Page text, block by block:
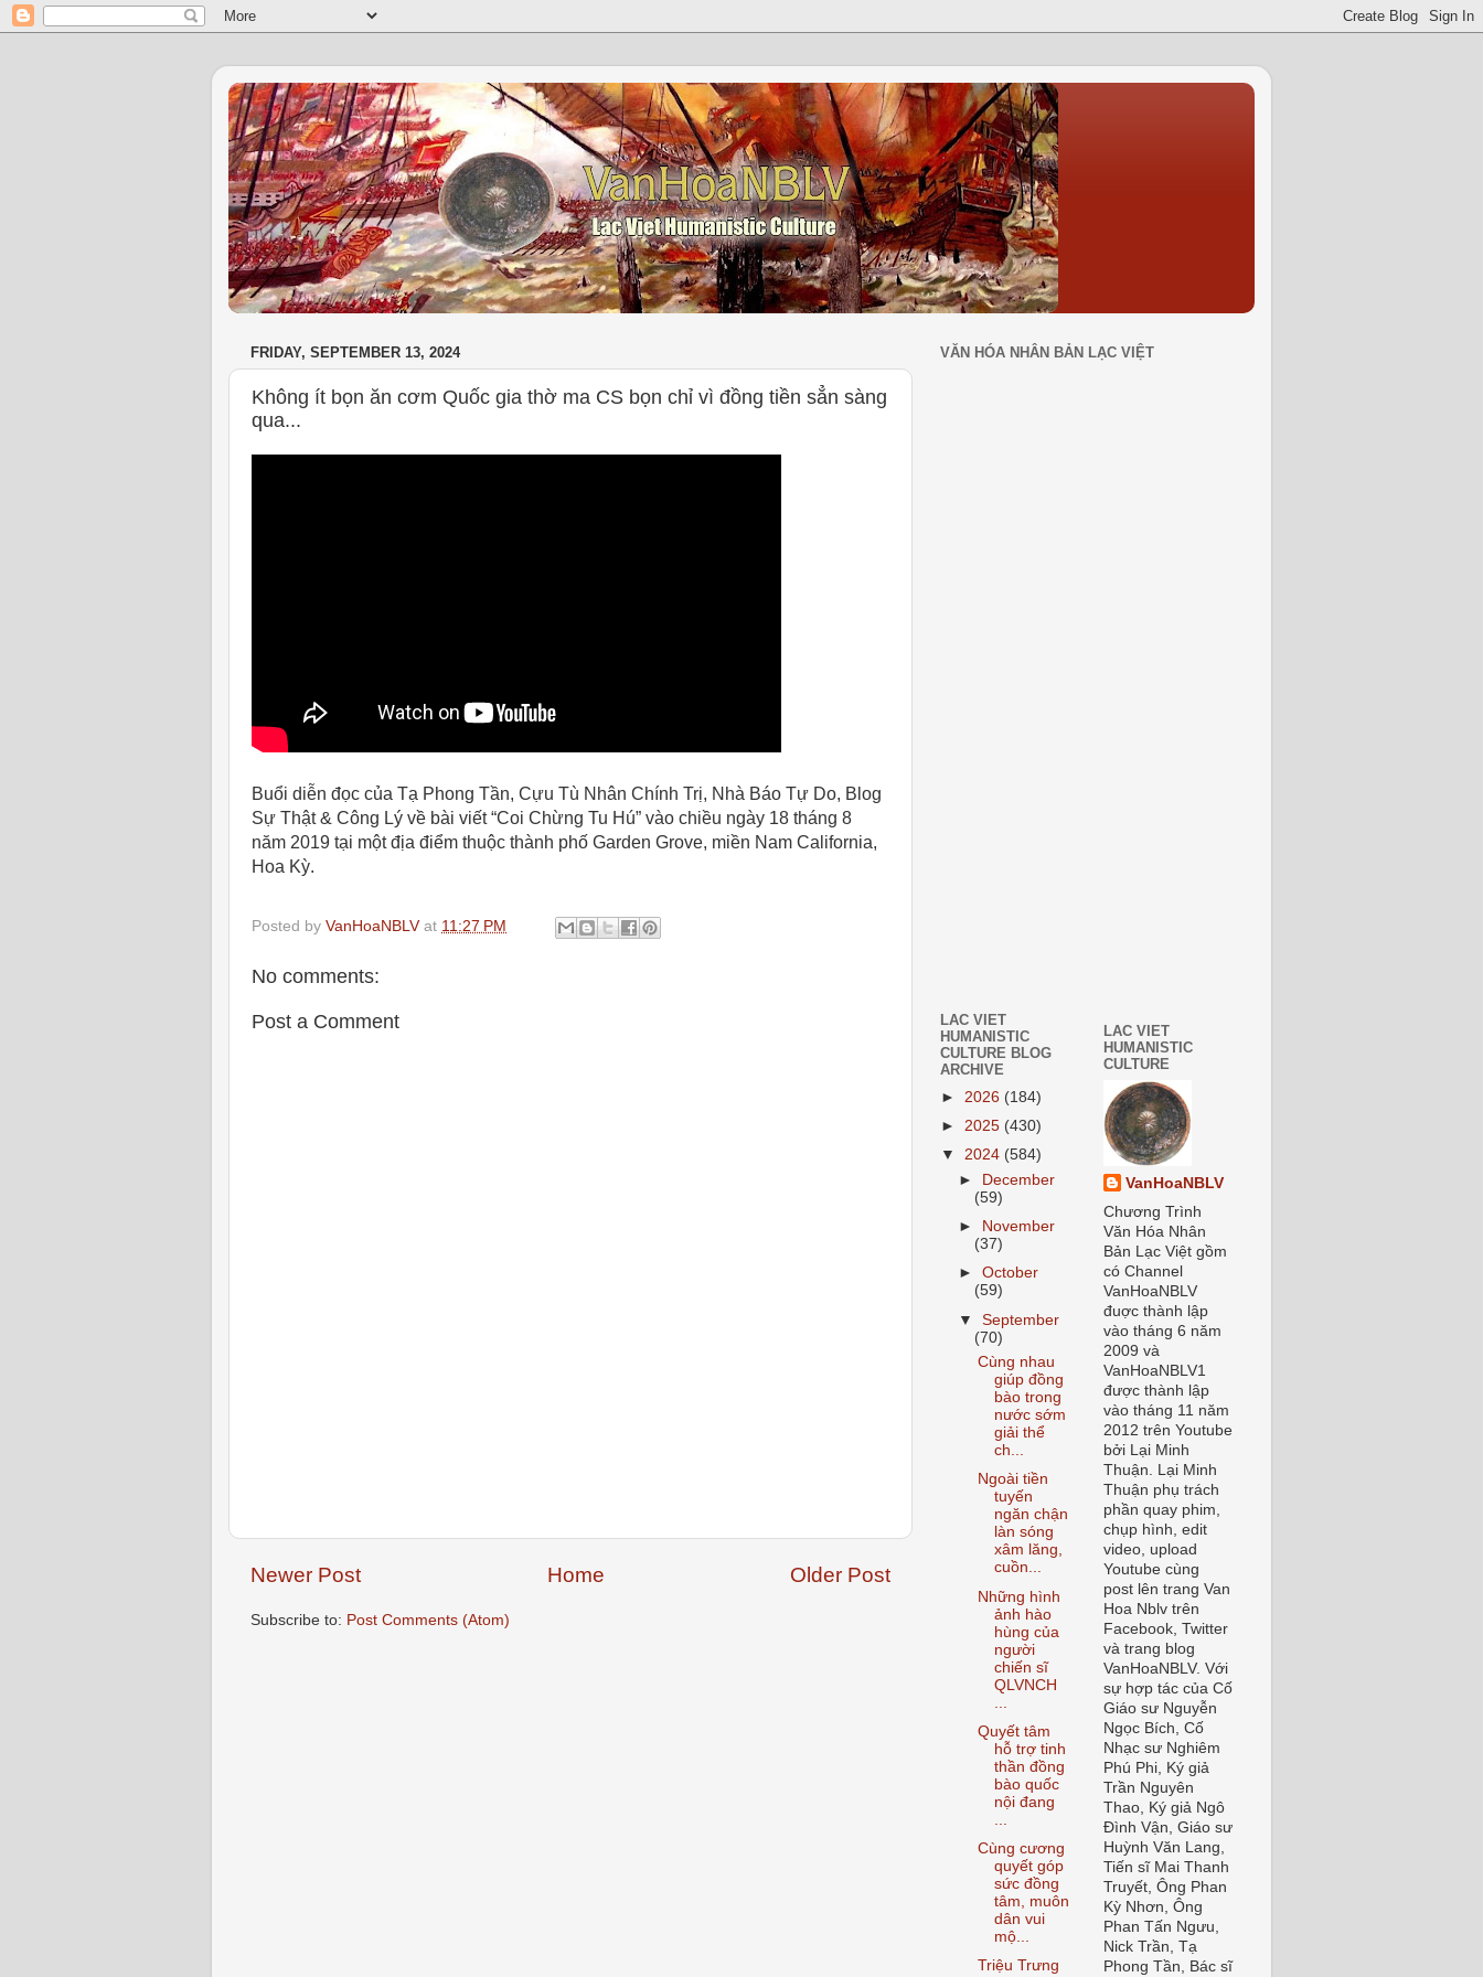
FRIDAY, SEPTEMBER 13, 2024
Không ít bọn ăn cơm Quốc gia thờ ma CS bọn chỉ vì đồng tiền sẳn sàng
qua...
Buổi diễn đọc của Tạ Phong Tần, Cựu Tù Nhân Chính Trị, Nhà Báo Tự Do, Blog
Sự Thật & Công Lý về bài viết “Coi Chừng Tu Hú” vào chiều ngày 18 tháng 8
năm 2019 tại một địa điểm thuộc thành phố Garden Grove, miền Nam California,
Hoa Kỳ.
Posted by VanHoaNBLV at 11:27 PM
No comments:
Post a Comment
Newer Post Older Post
Home
Subscribe to: Post Comments (Atom)
VĂN HÓA NHÂN BẢN LẠC VIỆT
LAC VIET
HUMANISTIC
CULTURE BLOG
ARCHIVE
► 2026 (184)
► 2025 (430)
▼ 2024 (584)
►
December
(59)
►
November
(37)
►October
(59)
▼September
(70)
Cùng nhau
giúp đồng
bào trong
nước sớm
giải thể
ch...
Ngoài tiền
tuyến
ngăn chận
làn sóng
xâm lăng,
cuồn...
Những hình
ảnh hào
hùng của
người
chiến sĩ
QLVNCH
Quyết tâm
hỗ trợ tinh
thần đồng
bào quốc
nội đang
Cùng cương
quyết góp
sức đồng
tâm, muôn
dân vui
mộ...
Triệu Trưng
LAC VIET
HUMANISTIC
CULTURE
VanHoaNBLV
Chương Trình
Văn Hóa Nhân
Bản Lạc Việt gồm
có Channel
VanHoaNBLV
đuợc thành lập
vào tháng 6 năm
2009 và
VanHoaNBLV1
được thành lập
vào tháng 11 năm
2012 trên Youtube
bởi Lại Minh
Thuận. Lại Minh
Thuận phụ trách
phần quay phim,
chụp hình, edit
video, upload
Youtube cùng
post lên trang Van
Hoa Nblv trên
Facebook, Twitter
và trang blog
VanHoaNBLV. Với
sự hợp tác của Cố
Giáo sư Nguyễn
Ngọc Bích, Cố
Nhạc sư Nghiêm
Phú Phi, Ký giả
Trần Nguyên
Thao, Ký giả Ngô
Đình Vận, Giáo sư
Huỳnh Văn Lang,
Tiến sĩ Mai Thanh
Truyết, Ông Phan
Kỳ Nhơn, Ông
Phan Tấn Ngưu,
Nick Trần, Tạ
Phong Tần, Bác sĩ